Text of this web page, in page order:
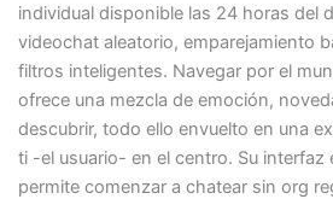
individual disponible las 24 horas del
videochat aleatorio, emparejamiento
filtros inteligentes. Navegar por el
ofrece una mezcla de emoción,
descubrir, todo ello envuelto en una
ti -el usuario- en el centro. Su interfaz
permite comenzar a chatear sin org